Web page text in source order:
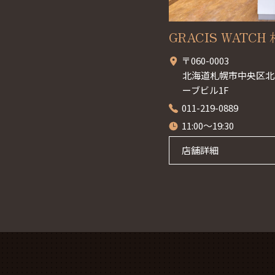
GRACIS WATCH
〒060-0003
北海道札幌市中央区
ーブビル1F
011-219-0889
11:00～19:30
店舗詳細